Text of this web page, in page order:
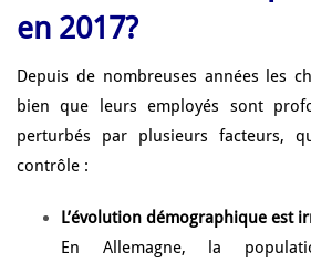
en 2017?
Depuis de nombreuses années les
bien que leurs employés sont
perturbés par plusieurs facteurs,
contrôle :
L’évolution démographique est
En Allemagne, la